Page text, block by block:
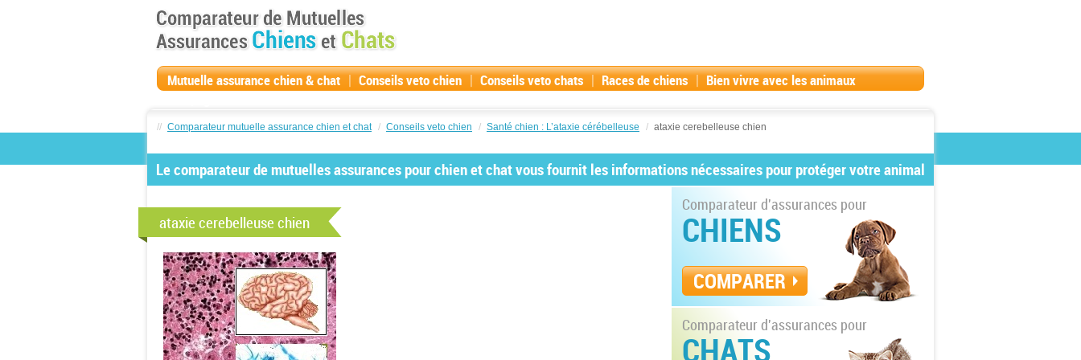
Mutuelle assurance chien & chat | Conseils veto chien | Conseils veto chats | Races de chiens | Bien vivre avec les animaux
// Comparateur mutuelle assurance chien et chat / Conseils veto chien / Santé chien : L’ataxie cérébelleuse / ataxie cerebelleuse chien
Le comparateur de mutuelles assurances pour chien et chat vous fournit les informations nécessaires pour protéger votre animal
ataxie cerebelleuse chien
Comparateur d'assurances pour
CHIENS
COMPARER
Comparateur d'assurances pour
CHATS